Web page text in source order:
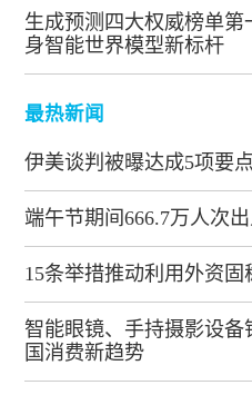
生成预测四大权威榜单
身智能世界模型新标杆
最热新闻
伊美谈判被曝达成5项要点
端午节期间666.7万人次
15条举措推动利用外资固
智能眼镜、手持摄影设
国消费新趋势